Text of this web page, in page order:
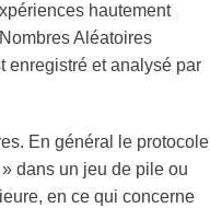
hautement
Aléatoires
enregistré et analysé par
En général le protocole
dans un jeu de pile ou
en ce qui concerne